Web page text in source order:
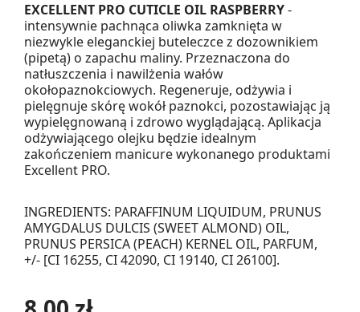
EXCELLENT PRO CUTICLE OIL RASPBERRY-
intensywnie pachnąca oliwka zamknięta w
niezwykle eleganckiej buteleczce z dozownikiem
(pipetą) o zapachu maliny. Przeznaczona do
natłuszczenia i nawilżenia wałów
okołopaznokciowych. Regeneruje, odżywia i
pielęgnuje skórę wokół paznokci, pozostawiając ją
wypielęgnowaną i zdrowo wyglądającą. Aplikacja
odżywiającego olejku będzie idealnym
zakończeniem manicure wykonanego produktami
Excellent PRO.
INGREDIENTS: PARAFFINUM LIQUIDUM, PRUNUS
AMYGDALUS DULCIS (SWEET ALMOND) OIL,
PRUNUS PERSICA (PEACH) KERNEL OIL, PARFUM,
+/- [CI 16255, CI 42090, CI 19140, CI 26100].